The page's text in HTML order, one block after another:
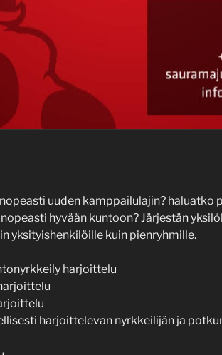
uuden kamppailulajin? haluatko
hyvään kuntoon? Järjestän
yksityishenkilöille kuin pienryhmille.
harjoittelu
harjoittelevan nyrkkeilijän ja